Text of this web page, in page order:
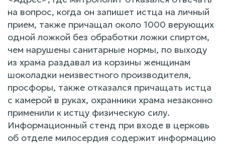
на вопрос, когда он запишет истца на личный
прием, также причащал около 1000 верующих
одной ложкой без обработки ложки спиртом,
чем нарушены санитарные нормы, по выходу
из храма раздавал из корзины женщинам
шоколадки неизвестного производителя,
просфоры, также отказался причащать истца
с камерой в руках, охранники храма незаконно
применили к истцу физическую силу.
Информационный стенд при входе в церковь
об отделе милосердия содержит информацию